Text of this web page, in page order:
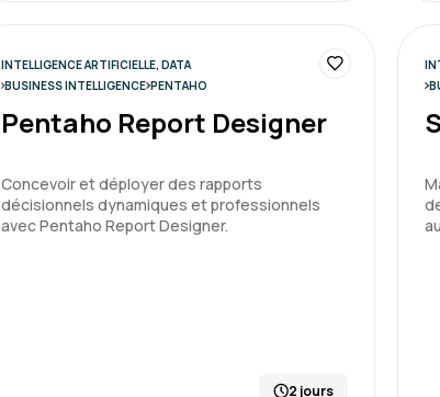
Formation : Power BI,
Complète, explications
INTELLIGENCE ARTIFICIELLE, DATA
BUSINESS INTELLIGENCE PENTAHO
Pentaho Report Designer
Concevoir et déployer des rapports
décisionnels dynamiques et professionnels
avec Pentaho Report Designer.
2 jours